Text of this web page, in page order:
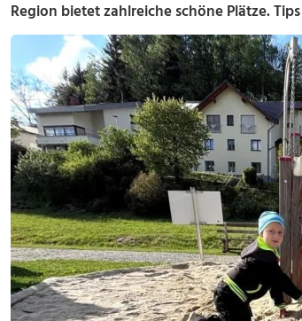
Region bietet zahlreiche schöne Plätze.